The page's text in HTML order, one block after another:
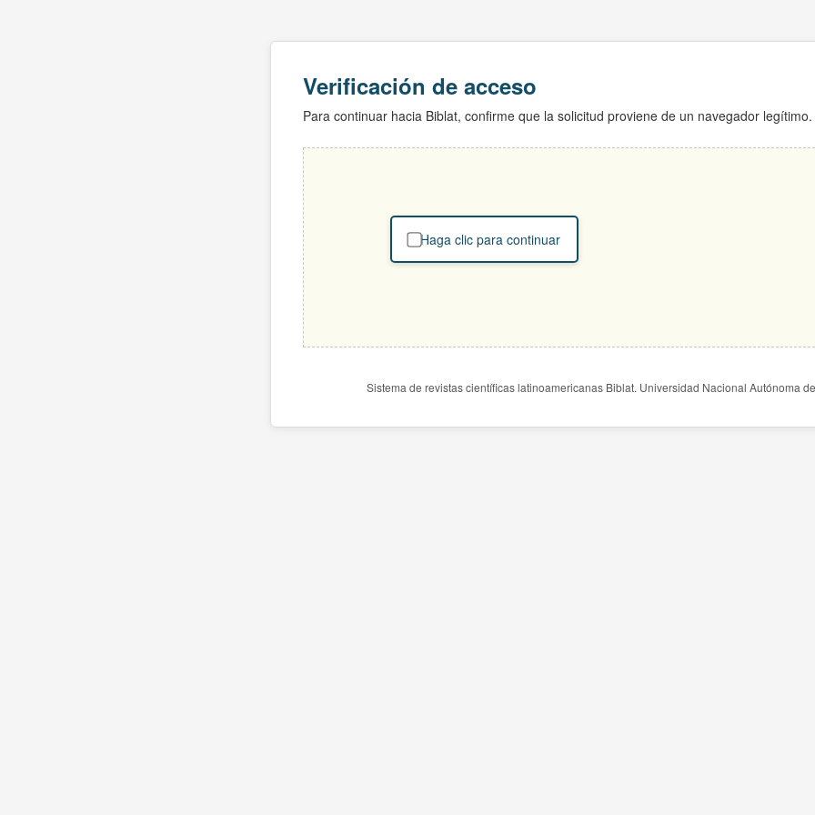
Verificación de acceso
Para continuar hacia Biblat, confirme que la solicitud proviene de un navegador legítimo.
Haga clic para continuar
Sistema de revistas científicas latinoamericanas Biblat. Universidad Nacional Autónoma